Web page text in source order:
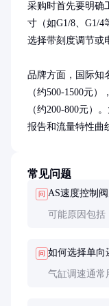
采购时首先要明确
寸（如G1/8、G1/
选择带刻度调节或
品牌方面，国际知
（约500-1500元
（约200-800元）
报告和流量特性曲
常见问题
问 AS速度控制
可能原因包括
问 如何选择单向
气缸调速通常